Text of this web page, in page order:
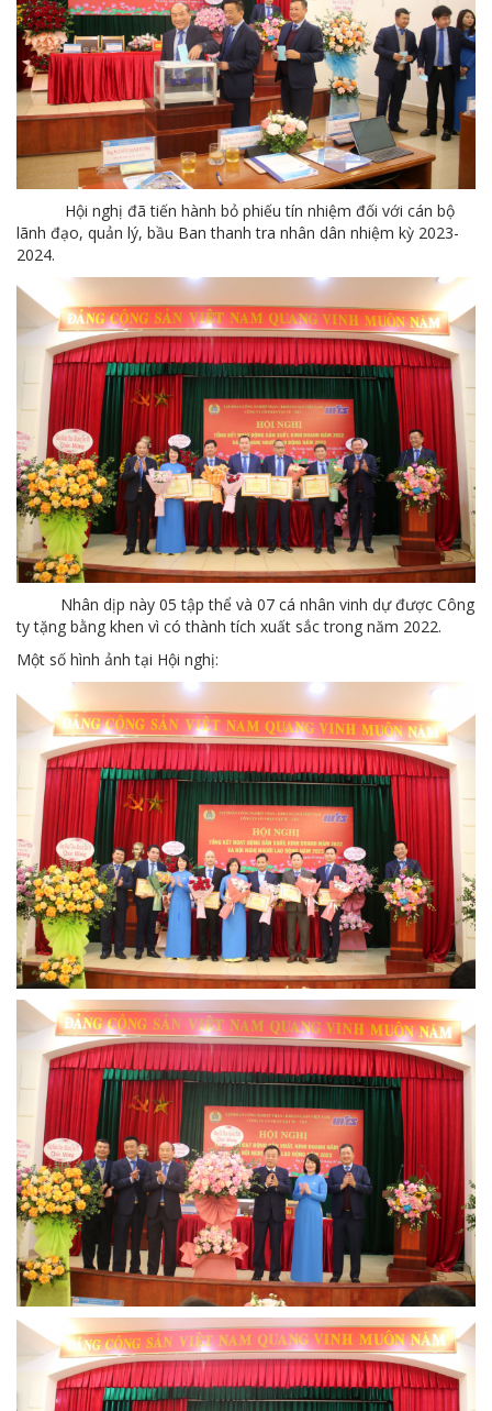
Hội nghị đã tiến hành bỏ phiếu tín nhiệm đối với cán bộ
lãnh đạo, quản lý, bầu Ban thanh tra nhân dân nhiệm kỳ 2023-
2024.
Nhân dịp này 05 tập thể và 07 cá nhân vinh dự được Công
ty tặng bằng khen vì có thành tích xuất sắc trong năm 2022.
Một số hình ảnh tại Hội nghị: